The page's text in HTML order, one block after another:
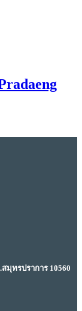
มุทรปราการ 10560